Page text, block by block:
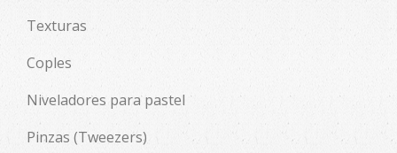
Texturas
Coples
Niveladores para pastel
Pinzas (Tweezers)